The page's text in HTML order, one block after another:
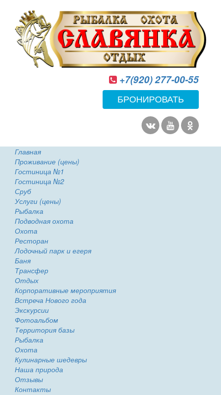
+7(920) 277-00-55
БРОНИРОВАТЬ
Главная
Проживание (цены)
Гостиница №1
Гостиница №2
Сруб
Услуги (цены)
Рыбалка
Подводная охота
Охота
Ресторан
Лодочный парк и егеря
Баня
Трансфер
Отдых
Корпоративные мероприятия
Встреча Нового года
Экскурсии
Фотоальбом
Территория базы
Рыбалка
Охота
Кулинарные шедевры
Наша природа
Отзывы
Контакты